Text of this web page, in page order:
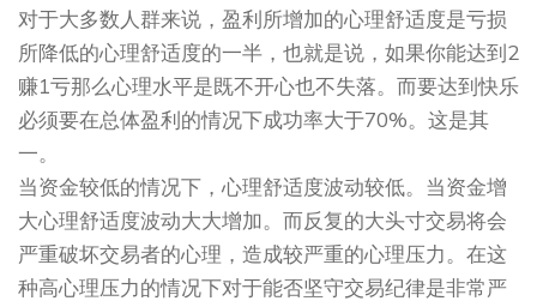
对于大多数人群来说，盈利所增加的心理舒适度是亏损
所降低的心理舒适度的一半，也就是说，如果你能达到2
赚1亏那么心理水平是既不开心也不失落。而要达到快乐
必须要在总体盈利的情况下成功率大于70%。这是其
一。
当资金较低的情况下，心理舒适度波动较低。当资金增
大心理舒适度波动大大增加。而反复的大头寸交易将会
严重破坏交易者的心理，造成较严重的心理压力。在这
种高心理压力的情况下对于能否坚守交易纪律是非常严